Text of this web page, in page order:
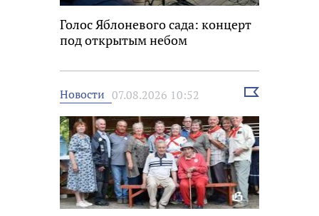
Голос Яблоневого сада: концерт
под открытым небом
Новости 07.08.2026 10:52
Выбрать